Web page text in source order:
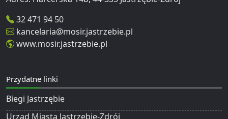
32 471 94 50
kancelaria@mosir.jastrzebie.pl
www.mosir.jastrzebie.pl
Przydatne linki
Biegi Jastrzębie
Urząd Miasta Jastrzębie-Zdrój